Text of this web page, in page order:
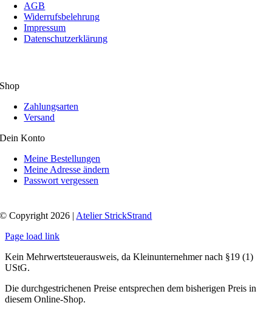
AGB
Widerrufsbelehrung
Impressum
Datenschutzerklärung
Shop
Zahlungsarten
Versand
Dein Konto
Meine Bestellungen
Meine Adresse ändern
Passwort vergessen
© Copyright 2026 |Atelier StrickStrand
Page load link
Kein Mehrwertsteuerausweis, da Kleinunternehmer nach §19 (1)
UStG.
Die durchgestrichenen Preise entsprechen dem bisherigen Preis in
diesem Online-Shop.